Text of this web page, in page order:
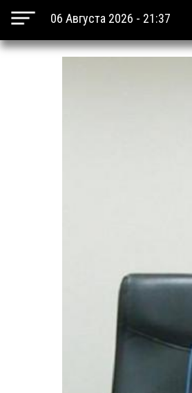
06 Августа 2026 - 21:37